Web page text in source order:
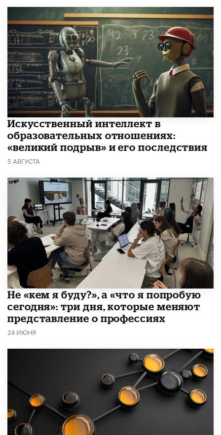
​Искусственный интеллект в
образовательных отношениях:
«великий подрыв» и его последствия
5 АВГУСТА
Не «кем я буду?», а «что я попробую
сегодня»: три дня, которые меняют
представление о профессиях
24 ИЮНЯ